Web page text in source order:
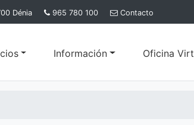
Dénia 965 780 100 Contacto
Información Oficina